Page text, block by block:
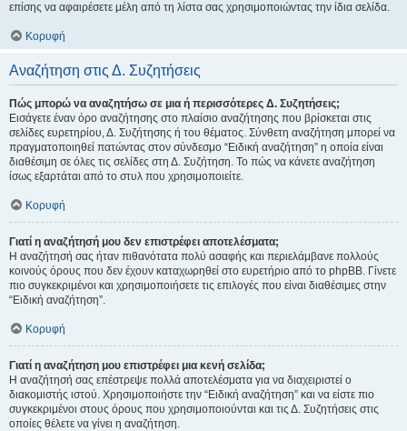
επίσης να αφαιρέσετε μέλη από τη λίστα σας χρησιμοποιώντας την ίδια σελίδα.
Κορυφή
Αναζήτηση στις Δ. Συζητήσεις
Πώς μπορώ να αναζητήσω σε μια ή περισσότερες Δ. Συζητήσεις;
Εισάγετε έναν όρο αναζήτησης στο πλαίσιο αναζήτησης που βρίσκεται στις
σελίδες ευρετηρίου, Δ. Συζήτησης ή του θέματος. Σύνθετη αναζήτηση μπορεί να
πραγματοποιηθεί πατώντας στον σύνδεσμο “Ειδική αναζήτηση” η οποία είναι
διαθέσιμη σε όλες τις σελίδες στη Δ. Συζήτηση. Το πώς να κάνετε αναζήτηση
ίσως εξαρτάται από το στυλ που χρησιμοποιείτε.
Κορυφή
Γιατί η αναζήτησή μου δεν επιστρέφει αποτελέσματα;
Η αναζήτησή σας ήταν πιθανότατα πολύ ασαφής και περιελάμβανε πολλούς
κοινούς όρους που δεν έχουν καταχωρηθεί στο ευρετήριο από το phpBB. Γίνετε
πιο συγκεκριμένοι και χρησιμοποιήσετε τις επιλογές που είναι διαθέσιμες στην
“Ειδική αναζήτηση”.
Κορυφή
Γιατί η αναζήτηση μου επιστρέφει μια κενή σελίδα;
Η αναζήτησή σας επέστρεψε πολλά αποτελέσματα για να διαχειριστεί ο
διακομιστής ιστού. Χρησιμοποιήστε την “Ειδική αναζήτηση” και να είστε πιο
συγκεκριμένοι στους όρους που χρησιμοποιούνται και τις Δ. Συζητήσεις στις
οποίες θέλετε να γίνει η αναζήτηση.